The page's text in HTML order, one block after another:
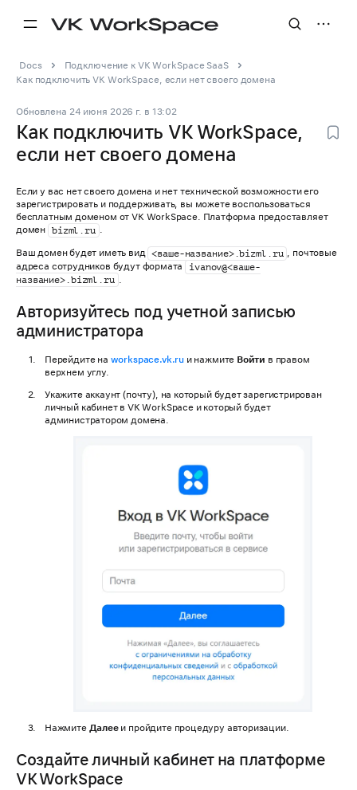
Docs
Подключение к VK WorkSpace SaaS
Как подключить VK WorkSpace, если нет своего домена
Обновлена 24 июня 2026 г. в 13:02
Как подключить VK WorkSpace,
если нет своего домена
Если у вас нет своего домена и нет технической возможности его
зарегистрировать и поддерживать, вы можете воспользоваться
бесплатным доменом от VK WorkSpace. Платформа предоставляет
домен bizml.ru .
Ваш домен будет иметь вид <ваше-название>.bizml.ru , почтовые
адреса сотрудников будут формата
ivanov@<ваше-
название>.bizml.ru
Авторизуйтесь под учетной записью
администратора
Перейдите на workspace.vk.ruи нажмите Войти в правом
верхнем углу.
Укажите аккаунт (почту), на который будет зарегистрирован
личный кабинет в VK WorkSpace и который будет
администратором домена.
Нажмите Далееи пройдите процедуру авторизации.
Создайте личный кабинет на платформе
VK WorkSpace